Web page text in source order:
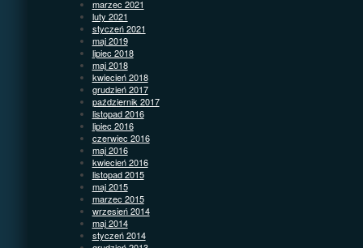
marzec 2021
luty 2021
styczeń 2021
maj 2019
lipiec 2018
maj 2018
kwiecień 2018
grudzień 2017
październik 2017
listopad 2016
lipiec 2016
czerwiec 2016
maj 2016
kwiecień 2016
listopad 2015
maj 2015
marzec 2015
wrzesień 2014
maj 2014
styczeń 2014